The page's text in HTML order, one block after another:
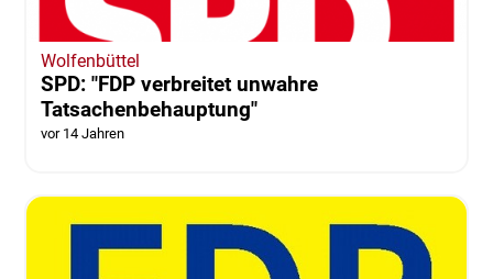
Wolfenbüttel
SPD: "FDP verbreitet unwahre
Tatsachenbehauptung"
vor 14 Jahren